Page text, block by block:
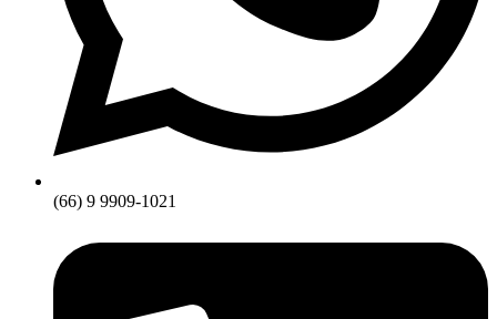
(66) 9 9909-1021